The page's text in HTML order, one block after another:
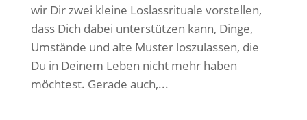
wir Dir zwei kleine Loslassrituale vorstellen,
dass Dich dabei unterstützen kann, Dinge,
Umstände und alte Muster loszulassen, die
Du in Deinem Leben nicht mehr haben
möchtest. Gerade auch,...